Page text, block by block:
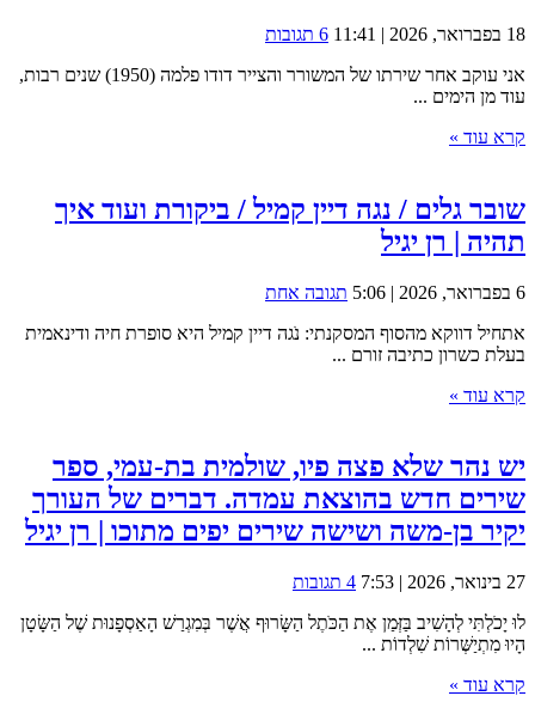
18 בפברואר, 2026 | 11:41
6 תגובות
אני עוקב אחר שירתו של המשורר והצייר דודו פלמה (1950) שנים רבות,
עוד מן הימים ...
קרא עוד »
שובר גלים / נגה דיין קמיל / ביקורת ועוד איך
תהיה | רן יגיל
6 בפברואר, 2026 | 5:06
תגובה אחת
אתחיל דווקא מהסוף המסקנתי: נֹגה דיין קמיל היא סופרת חיה ודינאמית
בעלת כשרון כתיבה זורם ...
קרא עוד »
יש נהר שלא פצה פיו, שולמית בת-עמי, ספר
שירים חדש בהוצאת עמדה. דברים של העורך
יקיר בן-משה ושישה שירים יפים מתוכו | רן יגיל
27 בינואר, 2026 | 7:53
4 תגובות
לוּ יָכֹלְתִּי לְהָשִׁיב בַּזְּמַן אֶת הַכֹּתֶל הַשָּׂרוּף אֲשֶׁר בְּמִגְרַשׁ הָאַסְפָנוּת שֶׁל הַשָּׂטָן
הָיוּ מִתְיַשְּׁרוֹת שִׁלְדוֹת ...
קרא עוד »